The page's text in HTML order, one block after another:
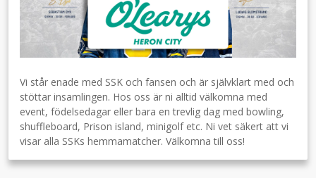
Vi står enade med SSK och fansen och är självklart med och
stöttar insamlingen. Hos oss är ni alltid välkomna med
event, födelsedagar eller bara en trevlig dag med bowling,
shuffleboard, Prison island, minigolf etc. Ni vet säkert att vi
visar alla SSKs hemmamatcher. Välkomna till oss!